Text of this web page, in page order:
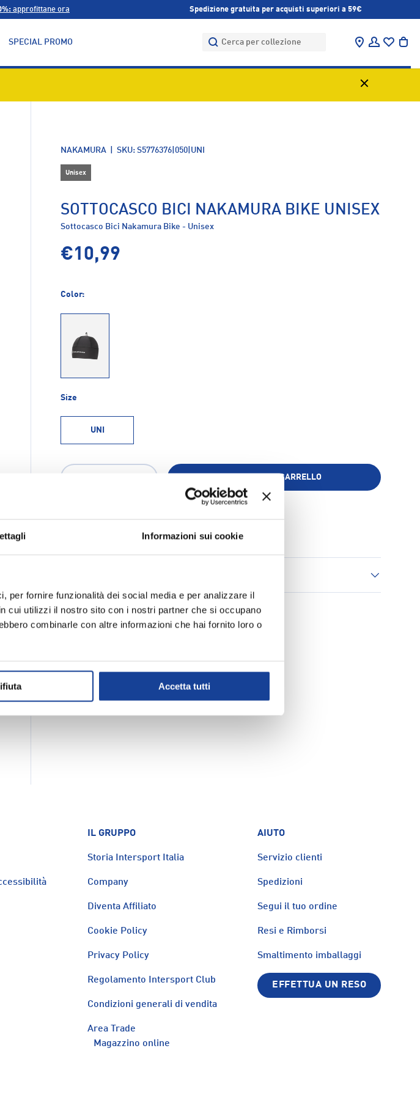
Informazioni sui cookie
per fornire funzionalità dei social media e per analizzare il
cui utilizzi il nostro sito con i nostri partner che si occupano
combinarle con altre informazioni che hai fornito loro o
Accetta tutti
approfittane ora Spedizione gratuita per acquisti superiori a 59€
Cerca
Cerca
Trova negozio
Accedi
SPECIAL PROMO
NAKAMURA |SKU: S5776376|050|UNI
Unisex
SOTTOCASCO BICI NAKAMURA BIKE UNISEX
Sottocasco Bici Nakamura Bike - Unisex
€10,99
Color:
050
Size
UNI
Q.tà
AGGIUNGI AL CARRELLO
IL GRUPPO
Storia Intersport Italia
Company
Diventa Affiliato
Cookie Policy
Privacy Policy
Regolamento Intersport Club
Condizioni generali di vendita
Area Trade
Magazzino online
AIUTO
Servizio clienti
Spedizioni
Segui il tuo ordine
Resi e Rimborsi
Smaltimento imballaggi
EFFETTUA UN RESO